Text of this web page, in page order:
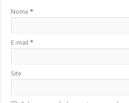
Nome*
E-mail*
Site